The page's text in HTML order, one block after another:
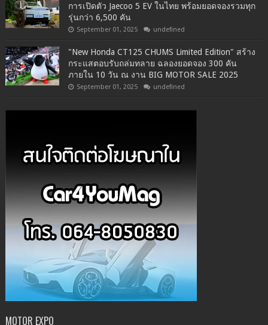
การเปิดตัว Jaecoo 5 EV ในไทย พร้อมยอดจองรวมทุก
รุ่นกว่า 6,500 คัน
September 01, 2025 undefined
"New Honda CT125 CHUMS Limited Edition" สร้าง
กระแสตอบรับถล่มทลาย ฉลองยอดจอง 300 คัน
ภายใน 10 วัน ณ งาน BIG MOTOR SALE 2025
September 01, 2025 undefined
MOTOR EXPO